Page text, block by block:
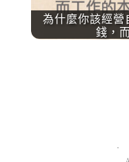
為什麼你該經
錢，